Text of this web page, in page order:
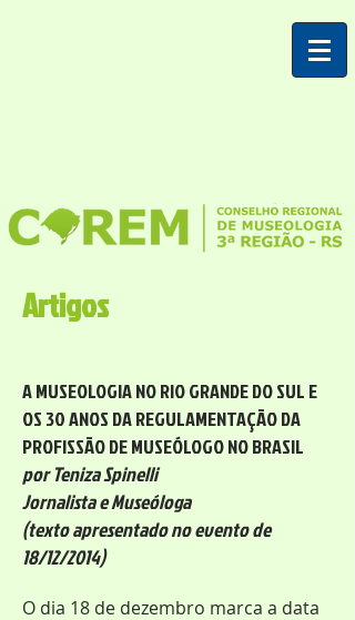
Artigos
A MUSEOLOGIA NO RIO GRANDE DO SUL E
OS 30 ANOS DA REGULAMENTAÇÃO DA
PROFISSÃO DE MUSEÓLOGO NO BRASIL
por Teniza Spinelli
Jornalista e Museóloga
(texto apresentado no evento de
18/12/2014)
O dia 18 de dezembro marca a data